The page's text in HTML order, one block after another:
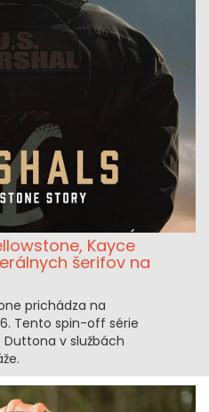
Kayce
šerifov na
prichádza na
Tento spin-off série
Duttona v službách